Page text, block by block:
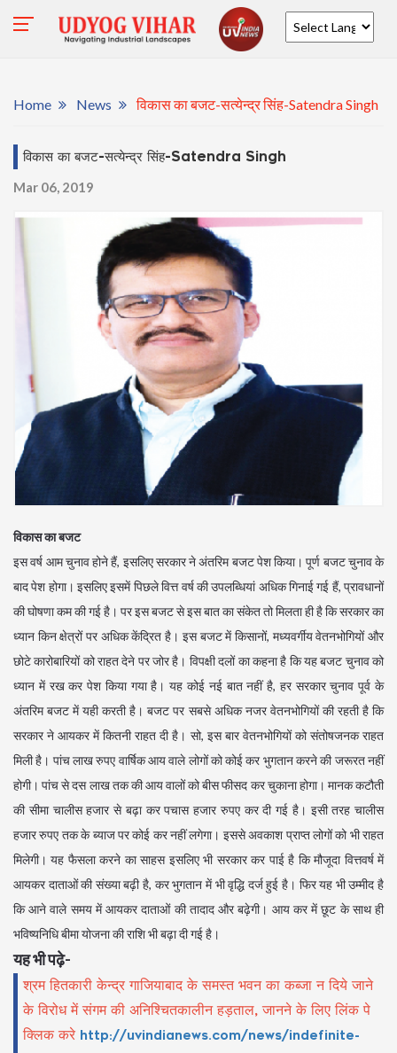
Home News विकास का बजट-सत्येन्द्र सिंह-Satendra Singh
विकास का बजट-सत्येन्द्र सिंह-Satendra Singh
Mar 06, 2019
विकास का बजट
इस वर्ष आम चुनाव होने हैं, इसलिए सरकार ने अंतरिम बजट पेश किया। पूर्ण बजट चुनाव के
बाद पेश होगा। इसलिए इसमें पिछले वित्त वर्ष की उपलब्धियां अधिक गिनाई गई हैं, प्रावधानों
की घोषणा कम की गई है। पर इस बजट से इस बात का संकेत तो मिलता ही है कि सरकार का
ध्यान किन क्षेत्रों पर अधिक केंद्रित है। इस बजट में किसानों, मध्यवर्गीय वेतनभोगियों और
छोटे कारोबारियों को राहत देने पर जोर है। विपक्षी दलों का कहना है कि यह बजट चुनाव को
ध्यान में रख कर पेश किया गया है। यह कोई नई बात नहीं है, हर सरकार चुनाव पूर्व के
अंतरिम बजट में यही करती है। बजट पर सबसे अधिक नजर वेतनभोगियों की रहती है कि
सरकार ने आयकर में कितनी राहत दी है। सो, इस बार वेतनभोगियों को संतोषजनक राहत
मिली है। पांच लाख रुपए वार्षिक आय वाले लोगों को कोई कर भुगतान करने की जरूरत नहीं
होगी। पांच से दस लाख तक की आय वालों को बीस फीसद कर चुकाना होगा। मानक कटौती
की सीमा चालीस हजार से बढ़ा कर पचास हजार रुपए कर दी गई है। इसी तरह चालीस
हजार रुपए तक के ब्याज पर कोई कर नहीं लगेगा। इससे अवकाश प्राप्त लोगों को भी राहत
मिलेगी। यह फैसला करने का साहस इसलिए भी सरकार कर पाई है कि मौजूदा वित्तवर्ष में
आयकर दाताओं की संख्या बढ़ी है, कर भुगतान में भी वृद्धि दर्ज हुई है। फिर यह भी उम्मीद है
कि आने वाले समय में आयकर दाताओं की तादाद और बढ़ेगी। आय कर में छूट के साथ ही
भविष्यनिधि बीमा योजना की राशि भी बढ़ा दी गई है।
यह भी पढ़े-
श्रम हितकारी केन्द्र गाजियाबाद के समस्त भवन का कब्जा न दिये जाने
के विरोध में संगम की अनिश्चितकालीन हड़ताल, जानने के लिए लिंक पे
क्लिक करे http://uvindianews.com/news/indefinite-